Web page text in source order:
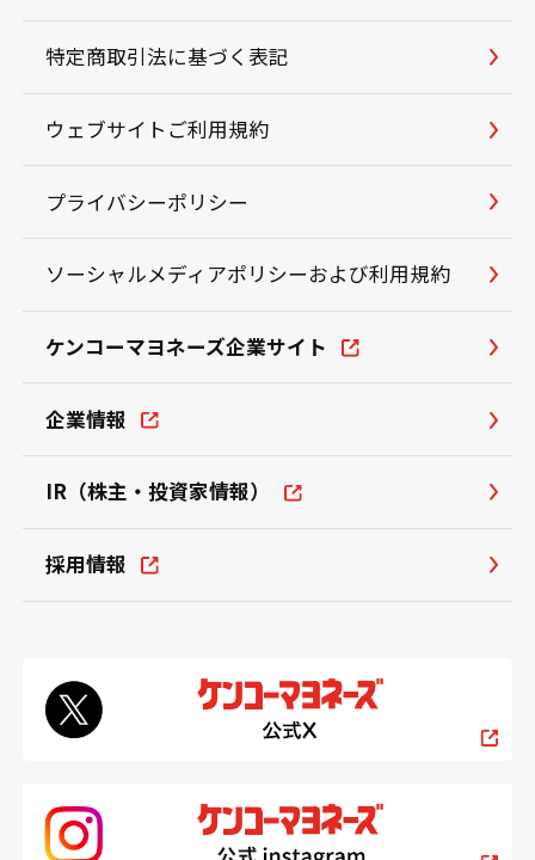
特定商取引法に基づく表記
ウェブサイトご利用規約
プライバシーポリシー
ソーシャルメディアポリシーおよび利用規約
ケンコーマヨネーズ企業サイト
企業情報
IR（株主・投資家情報）
採用情報